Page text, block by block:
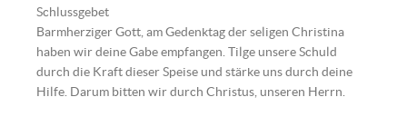
Schlussgebet
Barmherziger Gott, am Gedenktag der seligen Christina
haben wir deine Gabe empfangen. Tilge unsere Schuld
durch die Kraft dieser Speise und stärke uns durch deine
Hilfe. Darum bitten wir durch Christus, unseren Herrn.